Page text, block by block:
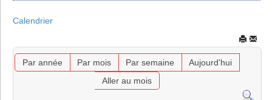
Calendrier
Par année Par mois Par semaine
Aujourd'hui
Aller au mois